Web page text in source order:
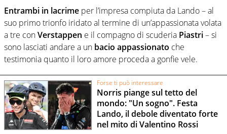
Entrambi in lacrime per l’impresa compiuta da Lando – al
suo primo trionfo iridato al termine di un’appassionata volata
a tre conVerstappen e il compagno di scuderia Piastri– si
sono lasciati andare a un bacio appassionato che
testimonia quanto il loro amore proceda a gonfie vele.
Forse ti può interessare
Norris piange sul tetto del
mondo: "Un sogno". Festa
Lando, il debole diventato forte
nel mito di Valentino Rossi